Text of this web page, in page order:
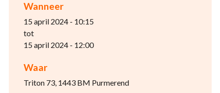
Wanneer
15 april 2024 - 10:15
tot
15 april 2024 - 12:00
Waar
Triton 73, 1443 BM Purmerend